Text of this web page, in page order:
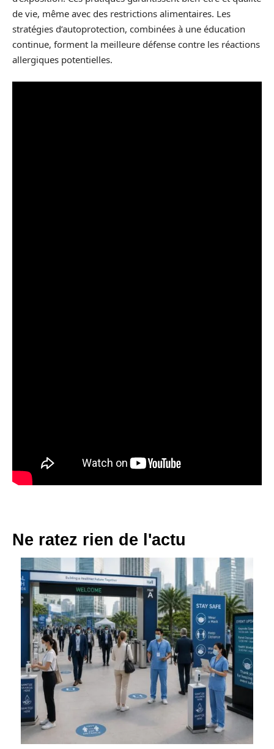
de vie, même avec des restrictions alimentaires. Les
stratégies d’autoprotection, combinées à une éducation
continue, forment la meilleure défense contre les réactions
allergiques potentielles.
Ne ratez rien de l'actu